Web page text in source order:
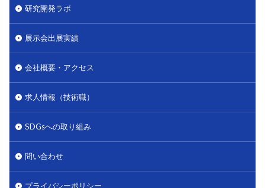
研究開発ラボ
展示会出展実績
会社概要・アクセス
求人情報（技術職）
SDGsへの取り組み
問い合わせ
プライバシーポリシー